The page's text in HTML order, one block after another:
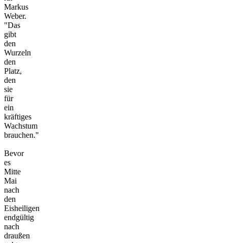
Markus
Weber.
"Das
gibt
den
Wurzeln
den
Platz,
den
sie
für
ein
kräftiges
Wachstum
brauchen."
Bevor
es
Mitte
Mai
nach
den
Eisheiligen
endgültig
nach
draußen